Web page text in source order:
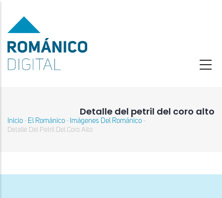
contenido
principal
Detalle del petril del coro alto
Sobrescribir
ayuda
Inicio - El Románico - Imágenes Del Románico -
Detalle Del Petril Del Coro Alto